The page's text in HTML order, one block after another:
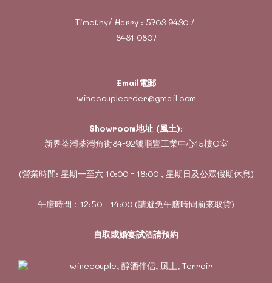
Timothy/ Harry : 5703 9430/
8481 0807
Email電郵
winecoupleorder@gmail.com
Showroom地址 (風土):
新界荃灣柴灣角街84-92號順豐工業中心15樓O室
(營業時間: 星期一至六 10:00 - 18:00 , 星期日及公眾假期休息)
午膳時間：12:50 - 14:00 (請避免午膳時間前來取貨)
自取或婚宴試酒請預約